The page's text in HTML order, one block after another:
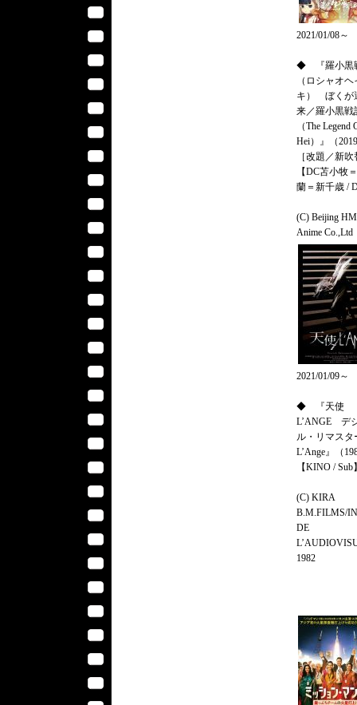
2021/01/08～
◆ 『羅小黒
（ロシャオ
キ） ぼくが
来／羅小黒戦
（The Legend
Hei）』（
［改題／新
【DC苫小牧
蘭＝新千歳 /
(C) Beijing
Anime Co.,Ltd
2021/01/09～
◆ 『天使
L’ANGE デ
ル・リマスタ
L’Ange』（
【KINO / Sub
(C) KIRA
B.M.FILMS/
DE
1982